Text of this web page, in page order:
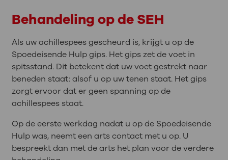
Behandeling op de SEH
Als uw achillespees gescheurd is, krijgt u op de
Spoedeisende Hulp gips. Het gips zet de voet in
spitsstand. Dit betekent dat uw voet gestrekt naar
beneden staat: alsof u op uw tenen staat. Het gips
zorgt ervoor dat er geen spanning op de
achillespees staat.
Op de eerste werkdag nadat u op de Spoedeisende
Hulp was, neemt een arts contact met u op. U
bespreekt dan met de arts het plan voor de verdere